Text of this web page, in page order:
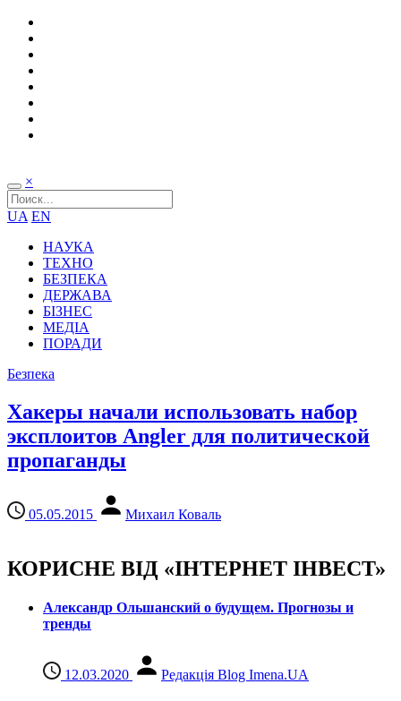
×
UA EN
НАУКА
ТЕХНО
БЕЗПЕКА
ДЕРЖАВА
БІЗНЕС
МЕДІА
ПОРАДИ
Безпека
Хакеры начали использовать набор
эксплоитов Angler для политической
пропаганды
05.05.2015 Михаил Коваль
КОРИСНЕ ВІД «ІНТЕРНЕТ ІНВЕСТ»
Александр Ольшанский о будущем. Прогнозы и
тренды
12.03.2020 Редакція Blog Imena.UA